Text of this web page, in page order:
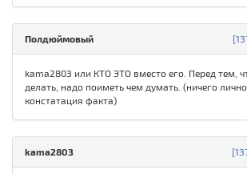
Полдюймовый
kama280З или КТО ЭТО вместо его. Перед тем,
делать, надо поиметь чем думать. (ничего
констатация факта)
kama280З